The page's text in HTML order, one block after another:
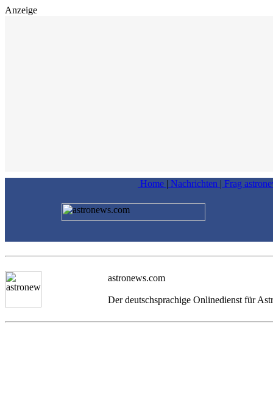
Anzeige
Home | Nachrichten | Frag
astronews.com
Der deutschsprachige Onlinedienst für